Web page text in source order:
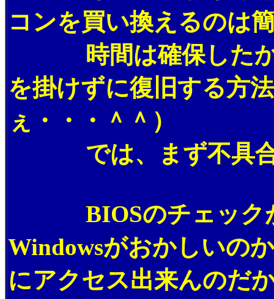
コンを買い換えるのは
時間は確保したか
を掛けずに復旧する方
ぇ・・・＾＾）
では、まず不具合
BIOSのチェックが
Windowsがおかしいの
にアクセス出来んのだ